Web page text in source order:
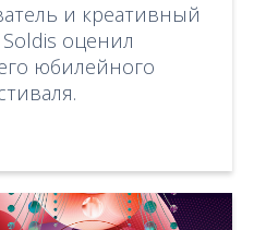
и креативный
оценил
юбилейного